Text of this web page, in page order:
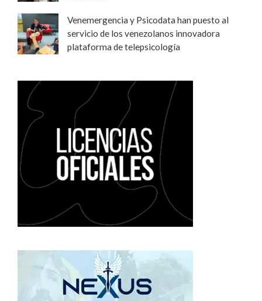
Venemergencia y Psicodata han puesto al
servicio de los venezolanos innovadora
plataforma de telepsicología